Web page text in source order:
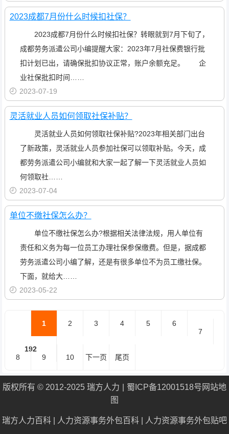
2023成都7月份什么时候扣社保？
2023成都7月份什么时候扣社保？转眼就到7月下旬了，
成都劳务派遣公司小编提醒大家：2023年7月社保费银行批
扣计划已出，请确保批扣协议正常，账户余额充足。 企
业社保批扣时间……
2023-07-19
灵活就业人员如何领取社保补贴？
灵活就业人员如何领取社保补贴?2023年相关部门出台
了新政策，灵活就业人员参加社保可以领取补贴。今天，成
都劳务派遣公司小编就和大家一起了解一下灵活就业人员如
何领取社……
2023-07-04
单位不缴社保怎么办？
单位不缴社保怎么办?根据相关法律法规，用人单位有
责任和义务为每一位员工办理社保参保缴费。但是，据成都
劳务派遣公司小编了解，还是有很多单位不为员工缴社保。
下面，就给大……
2023-05-22
192
1 2 3 4 5
6
7
8 9 10 下一页 尾页
版权所有 © 2012-2025 瑞方人力 蜀ICP备12001518号 网站地
图
瑞方人力百科 人力资源事务外包百科 人力资源事务外包贴吧